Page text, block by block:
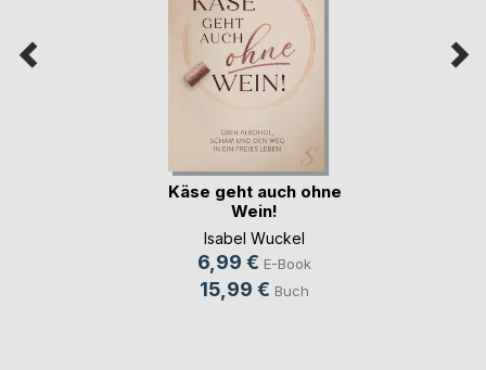
Käse geht auch ohne
Wein!
Isabel Wuckel
6,99 € E-Book
15,99 € Buch